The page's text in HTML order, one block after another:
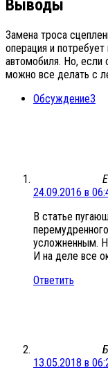
Выводы
Замена троса
операция и
автомобиля. Но, если
можно все делать с
Обсуждение3
24.09.2016 в
В статье
усложненным.
И на деле все
Ответить
13.05.2018 в